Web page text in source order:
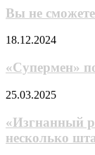
2»
тизер
и
выхода
сезона
сможете
это
развидеть!
много
Александра
в
вестерна
«Нападение
Вы не
«Супермен»
в
анонсе
первого
трейлера!
Все
замерли
в
18.12.2024
«Супермен»
«Изгнанный
тяжёлый
рыцарь
не
25.03.2025
«Изгнанный
несколько